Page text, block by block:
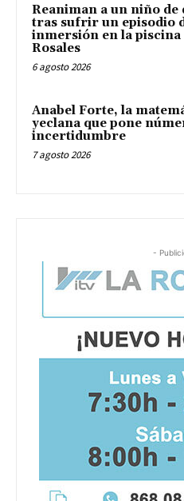
Reaniman a un niño de
tras sufrir un episodio
inmersión en la piscina
Rosales
6 agosto 2026
Anabel Forte, la
yeclana que pone
incertidumbre
7 agosto 2026
-